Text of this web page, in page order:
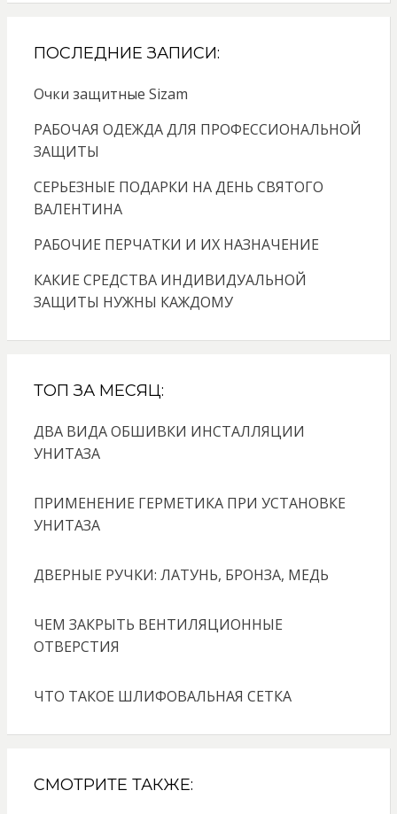
ПОСЛЕДНИЕ ЗАПИСИ:
Очки защитные Sizam
РАБОЧАЯ ОДЕЖДА ДЛЯ ПРОФЕССИОНАЛЬНОЙ
ЗАЩИТЫ
СЕРЬЕЗНЫЕ ПОДАРКИ НА ДЕНЬ СВЯТОГО
ВАЛЕНТИНА
РАБОЧИЕ ПЕРЧАТКИ И ИХ НАЗНАЧЕНИЕ
КАКИЕ СРЕДСТВА ИНДИВИДУАЛЬНОЙ
ЗАЩИТЫ НУЖНЫ КАЖДОМУ
ТОП ЗА МЕСЯЦ:
ДВА ВИДА ОБШИВКИ ИНСТАЛЛЯЦИИ
УНИТАЗА
ПРИМЕНЕНИЕ ГЕРМЕТИКА ПРИ УСТАНОВКЕ
УНИТАЗА
ДВЕРНЫЕ РУЧКИ: ЛАТУНЬ, БРОНЗА, МЕДЬ
ЧЕМ ЗАКРЫТЬ ВЕНТИЛЯЦИОННЫЕ
ОТВЕРСТИЯ
ЧТО ТАКОЕ ШЛИФОВАЛЬНАЯ СЕТКА
СМОТРИТЕ ТАКЖЕ: